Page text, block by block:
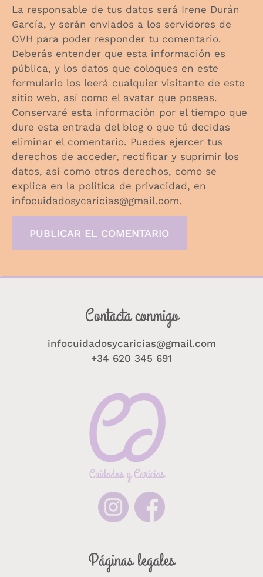
La responsable de tus datos será Irene Durán
García, y serán enviados a los servidores de
OVH para poder responder tu comentario.
Deberás entender que esta información es
pública, y los datos que coloques en este
formulario los leerá cualquier visitante de este
sitio web, así como el avatar que poseas.
Conservaré esta información por el tiempo que
dure esta entrada del blog o que tú decidas
eliminar el comentario. Puedes ejercer tus
derechos de acceder, rectificar y suprimir los
datos, así como otros derechos, como se
explica en la política de privacidad, en
infocuidadosycaricias@gmail.com.
Contacta conmigo
infocuidadosycaricias@gmail.com
+34 620 345 691
Páginas legales